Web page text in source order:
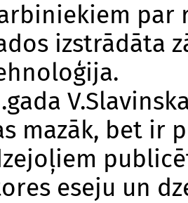
izstrādāta
mazāk, bet ir
eseju un